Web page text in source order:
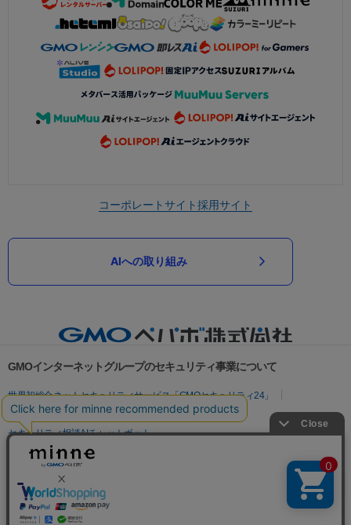
コーポレートサイト採用サイト
AIへの取り組み
GMOインターネットグループのセキュリティ事業について
世界初総合ネットセキュリティサービス「GMOセキュリティ24」
パスワード漏洩診断
Webサイトリスク診断
セキュリティ相談AIチャットボット
実在証明・盗聴対策
サイバー攻撃対策（GMO Flatt Security）
セキュリティ事業の軌跡